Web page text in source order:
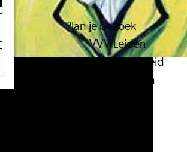
Plan je bezoek
VVV Leiden
Bereikbaarheid
Overnachten